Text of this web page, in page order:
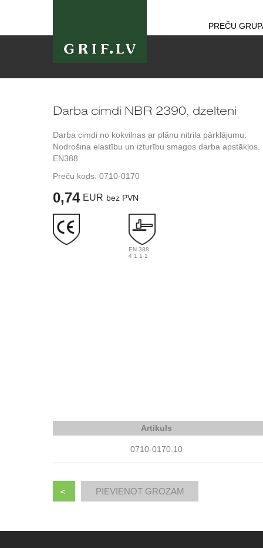
PREČU
Darba cimdi NBR 2390, dzelteni
Darba cimdi no kokvilnas ar plānu nitrila pārklājumu.
Nodrošina elastību un izturību smagos darba apstākļos.
EN388
Preču kods: 0710-0170
0,74 EUR bez PVN
EN 388
4 1 1 1
Artikuls
0710-0170.10
<